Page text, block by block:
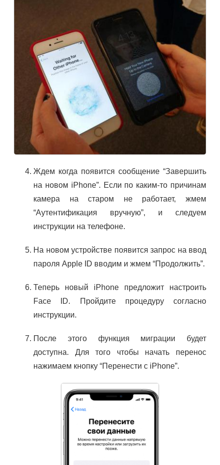
Ждем когда появится сообщение “Завершить
на новом iPhone”. Если по каким-то причинам
камера на старом не работает, жмем
“Аутентификация вручную”, и следуем
инструкции на телефоне.
На новом устройстве появится запрос на ввод
пароля Apple ID вводим и жмем “Продолжить”.
Теперь новый iPhone предложит настроить
Face ID. Пройдите процедуру согласно
инструкции.
После этого функция миграции будет
доступна. Для того чтобы начать перенос
нажимаем кнопку “Перенести с iPhone”.